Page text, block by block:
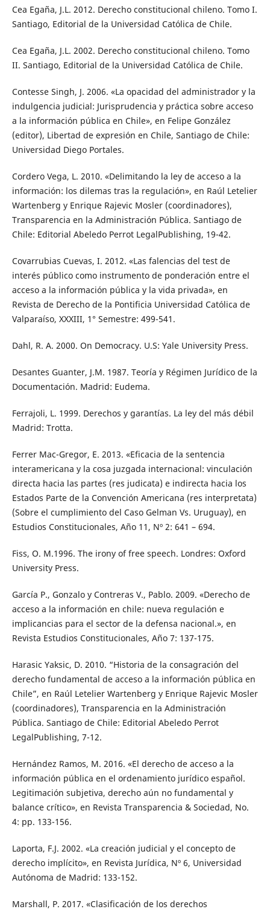
Cea Egaña, J.L. 2012. Derecho constitucional chileno. Tomo I.
Santiago, Editorial de la Universidad Católica de Chile.
Cea Egaña, J.L. 2002. Derecho constitucional chileno. Tomo
II. Santiago, Editorial de la Universidad Católica de Chile.
Contesse Singh, J. 2006. «La opacidad del administrador y la
indulgencia judicial: Jurisprudencia y práctica sobre acceso
a la información pública en Chile», en Felipe González
(editor), Libertad de expresión en Chile, Santiago de Chile:
Universidad Diego Portales.
Cordero Vega, L. 2010. «Delimitando la ley de acceso a la
información: los dilemas tras la regulación», en Raúl Letelier
Wartenberg y Enrique Rajevic Mosler (coordinadores),
Transparencia en la Administración Pública. Santiago de
Chile: Editorial Abeledo Perrot LegalPublishing, 19-42.
Covarrubias Cuevas, I. 2012. «Las falencias del test de
interés público como instrumento de ponderación entre el
acceso a la información pública y la vida privada», en
Revista de Derecho de la Pontificia Universidad Católica de
Valparaíso, XXXIII, 1° Semestre: 499-541.
Dahl, R. A. 2000. On Democracy. U.S: Yale University Press.
Desantes Guanter, J.M. 1987. Teoría y Régimen Jurídico de la
Documentación. Madrid: Eudema.
Ferrajoli, L. 1999. Derechos y garantías. La ley del más débil
Madrid: Trotta.
Ferrer Mac-Gregor, E. 2013. «Eficacia de la sentencia
interamericana y la cosa juzgada internacional: vinculación
directa hacia las partes (res judicata) e indirecta hacia los
Estados Parte de la Convención Americana (res interpretata)
(Sobre el cumplimiento del Caso Gelman Vs. Uruguay), en
Estudios Constitucionales, Año 11, Nº 2: 641 – 694.
Fiss, O. M.1996. The irony of free speech. Londres: Oxford
University Press.
García P., Gonzalo y Contreras V., Pablo. 2009. «Derecho de
acceso a la información en chile: nueva regulación e
implicancias para el sector de la defensa nacional.», en
Revista Estudios Constitucionales, Año 7: 137-175.
Harasic Yaksic, D. 2010. “Historia de la consagración del
derecho fundamental de acceso a la información pública en
Chile”, en Raúl Letelier Wartenberg y Enrique Rajevic Mosler
(coordinadores), Transparencia en la Administración
Pública. Santiago de Chile: Editorial Abeledo Perrot
LegalPublishing, 7-12.
Hernández Ramos, M. 2016. «El derecho de acceso a la
información pública en el ordenamiento jurídico español.
Legitimación subjetiva, derecho aún no fundamental y
balance crítico», en Revista Transparencia & Sociedad, No.
4: pp. 133-156.
Laporta, F.J. 2002. «La creación judicial y el concepto de
derecho implícito», en Revista Jurídica, Nº 6, Universidad
Autónoma de Madrid: 133-152.
Marshall, P. 2017. «Clasificación de los derechos